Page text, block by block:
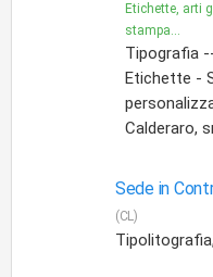
Etichette, arti
stampa...
Tipografia
Etichette -
Calderaro,
Sede in
(CL)